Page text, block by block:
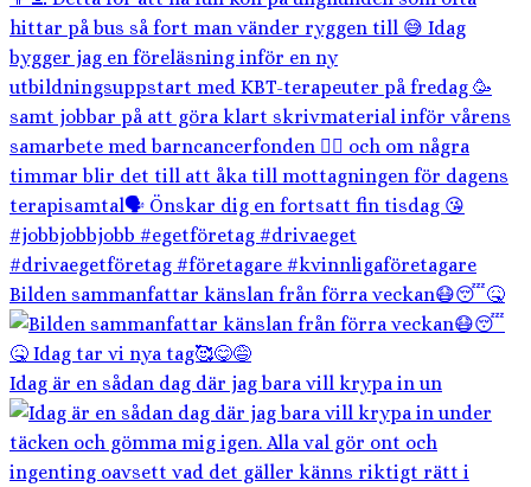
Bilden sammanfattar känslan från förra veckan😷😴🤒
Idag är en sådan dag där jag bara vill krypa in un